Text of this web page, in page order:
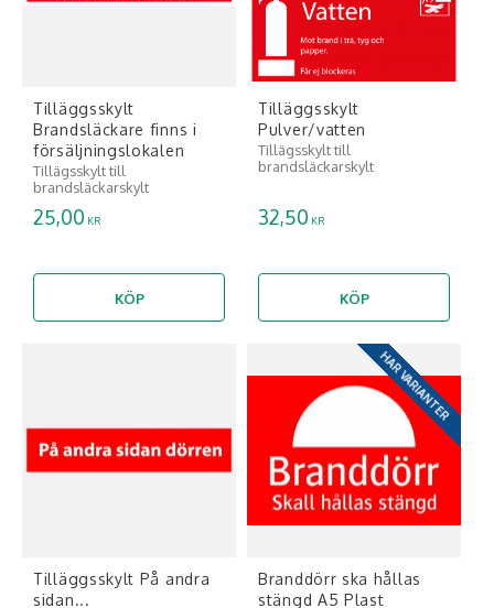
Tilläggsskylt
Brandsläckare finns i
försäljningslokalen
Tillägsskylt till
brandsläckarskylt
25,00 KR
KÖP
Tilläggsskylt
Pulver/vatten
Tillägsskylt till
brandsläckarskylt
32,50 KR
KÖP
Tilläggsskylt På andra
sidan...
Branddörr ska hållas
stängd A5 Plast
HAR VARIANTER